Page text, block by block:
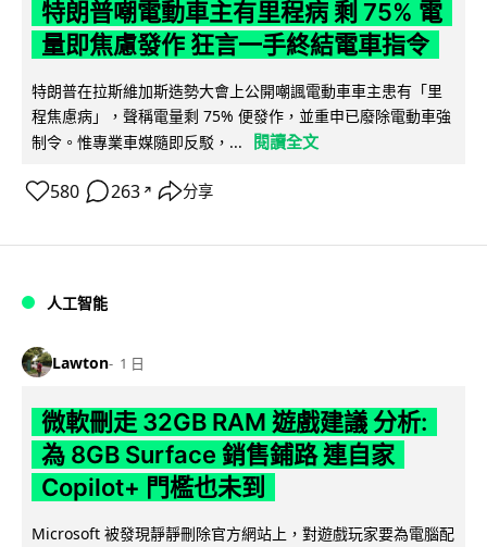
特朗普嘲電動車主有里程病 剩 75% 電
量即焦慮發作 狂言一手終結電車指令
特朗普在拉斯維加斯造勢大會上公開嘲諷電動車車主患有「里
程焦慮病」，聲稱電量剩 75% 便發作，並重申已廢除電動車強
制令。惟專業車媒隨即反駁，...
閱讀全文
580 263 ↗ 分享
人工智能
Lawton 1 日
微軟刪走 32GB RAM 遊戲建議 分析:
為 8GB Surface 銷售鋪路 連自家
Copilot+ 門檻也未到
Microsoft 被發現靜靜刪除官方網站上，對遊戲玩家要為電腦配